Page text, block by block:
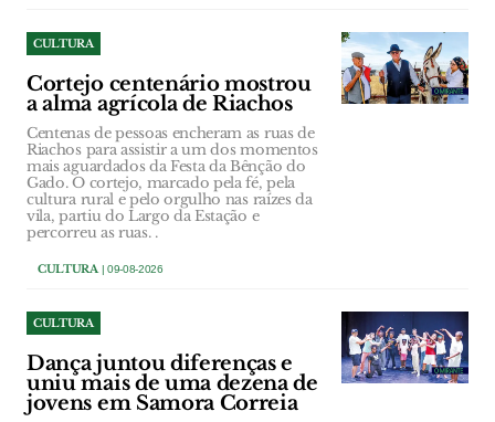
CULTURA
Cortejo centenário mostrou
a alma agrícola de Riachos
Centenas de pessoas encheram as ruas de
Riachos para assistir a um dos momentos
mais aguardados da Festa da Bênção do
Gado. O cortejo, marcado pela fé, pela
cultura rural e pelo orgulho nas raízes da
vila, partiu do Largo da Estação e
percorreu as ruas. .
CULTURA | 09-08-2026
CULTURA
Dança juntou diferenças e
uniu mais de uma dezena de
jovens em Samora Correia